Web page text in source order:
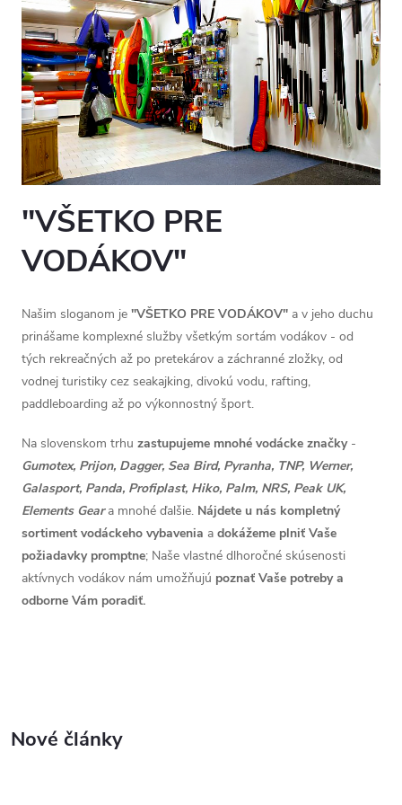
"VŠETKO PRE
VODÁKOV"
Našim sloganom je "VŠETKO PRE VODÁKOV" a v jeho duchu
prinášame komplexné služby všetkým sortám vodákov - od
tých rekreačných až po pretekárov a záchranné zložky, od
vodnej turistiky cez seakajking, divokú vodu, rafting,
paddleboarding až po výkonnostný šport.
Na slovenskom trhu zastupujeme mnohé vodácke značky-
Gumotex, Prijon, Dagger, Sea Bird, Pyranha, TNP, Werner,
Galasport, Panda, Profiplast, Hiko, Palm, NRS, Peak UK,
Elements Gear a mnohé ďalšie. Nájdete u nás kompletný
sortiment vodáckeho vybavenia a dokážeme plniť Vaše
požiadavky promptne; Naše vlastné dlhoročné skúsenosti
aktívnych vodákov nám umožňujú poznať Vaše potreby a
odborne Vám poradiť.
Nové články